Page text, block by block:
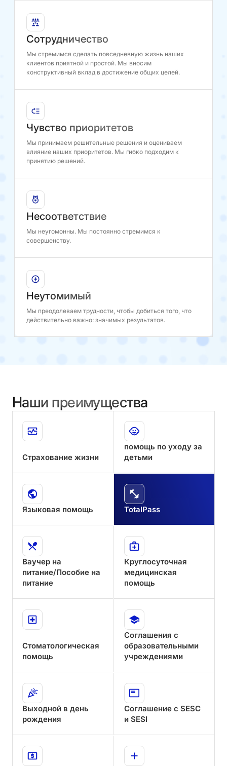
Сотрудничество
Мы стремимся сделать повседневную жизнь наших
клиентов приятной и простой. Мы вносим
конструктивный вклад в достижение общих целей.
Чувство приоритетов
Мы принимаем решительные решения и оцениваем
влияние наших приоритетов. Мы гибко подходим к
принятию решений.
Несоответствие
Мы неугомонны. Мы постоянно стремимся к
совершенству.
Неутомимый
Мы преодолеваем трудности, чтобы добиться того, что
действительно важно: значимых результатов.
Наши преимущества
Страхование жизни
помощь по уходу за
детьми
Языковая помощь TotalPass
Ваучер на
питание/Пособие на
питание
Круглосуточная
медицинская
помощь
Стоматологическая
помощь
Соглашения с
образовательными
учреждениями
Выходной в день
рождения
Соглашение с SESC
и SESI